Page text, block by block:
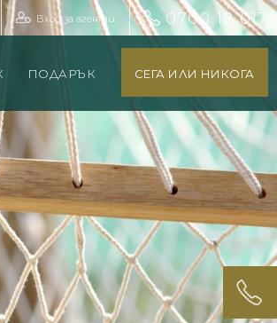
0700 18 017
Вход за агенти
СЕГА ИЛИ НИКОГА
ПОДАРЪК